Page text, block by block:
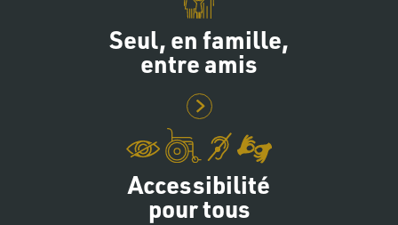
Seul, en famille,
entre amis
Accessibilité
pour tous